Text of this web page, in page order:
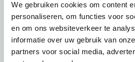
We gebruiken cookies om content
personaliseren, om functies voor
en om ons websiteverkeer te
informatie over uw gebruik van
partners voor social media,
Schrijf een duidelijke introductie
informatie mee:
Ben je student, werkachtig of